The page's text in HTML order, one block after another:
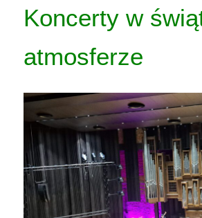
Koncerty w
atmosferze